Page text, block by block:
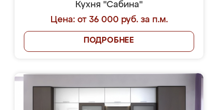
Кухня "Сабина"
Цена: от 36 000 руб. за п.м.
ПОДРОБНЕЕ